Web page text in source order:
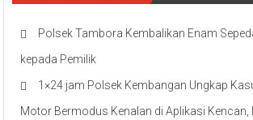
Polsek Tambora Kembalikan Enam
kepada Pemilik
1×24 jam Polsek Kembangan Ungkap
Motor Bermodus Kenalan di Aplikasi Kencan,